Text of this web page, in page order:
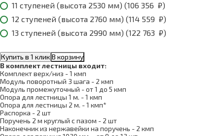
11 ступеней (высота 2530 мм) (106 356 ₽)
12 ступеней (высота 2760 мм) (114 559 ₽)
13 ступеней (высота 2990 мм) (122 763 ₽)
Купить в 1 клик В корзину
В комплект лестницы входит:
Комплект верх/низ - 1 кмп
Модуль поворотный 3 шага - 2 кмп
Модуль промежуточный - от 1 до 5 кмп
Опора для лестницы 1 м. - 1 кмп
Опора для лестницы 2 м. - 1 кмп*
Распорка - 2 шт
Поручень 2 м круглый с пазом - 2 шт
Наконечник из нержавейки на поручень - 2 кмп